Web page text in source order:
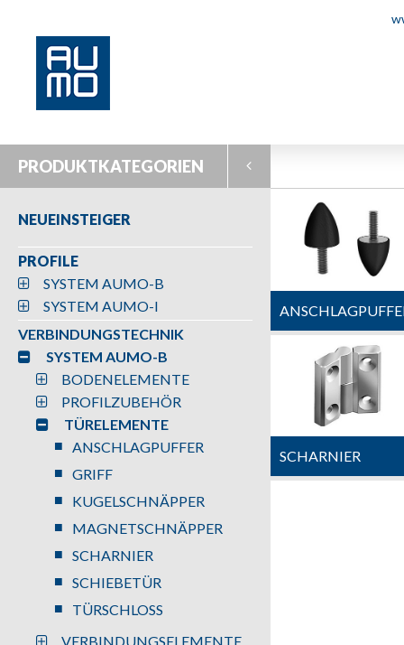
PRODUKTKATEGORIEN
NEUEINSTEIGER
PROFILE
SYSTEM AUMO-B
SYSTEM AUMO-I
VERBINDUNGSTECHNIK
SYSTEM AUMO-B
BODENELEMENTE
PROFILZUBEHÖR
TÜRELEMENTE
ANSCHLAGPUFFER
GRIFF
KUGELSCHNÄPPER
MAGNETSCHNÄPPER
SCHARNIER
SCHIEBETÜR
TÜRSCHLOSS
VERBINDUNGSELEMENTE
SCHARNIER